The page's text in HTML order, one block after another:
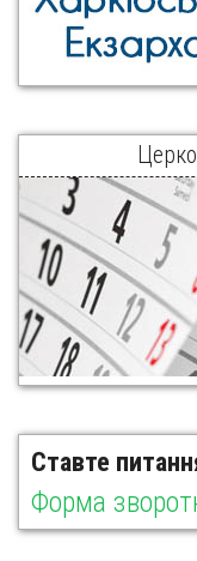
Ставте
Форма